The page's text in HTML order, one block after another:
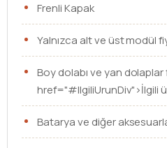
Frenli Kapak
Yalnızca alt ve üst modül
Boy dolabı ve yan
href="#IlgiliUrunDiv">İlgili
Batarya ve diğer